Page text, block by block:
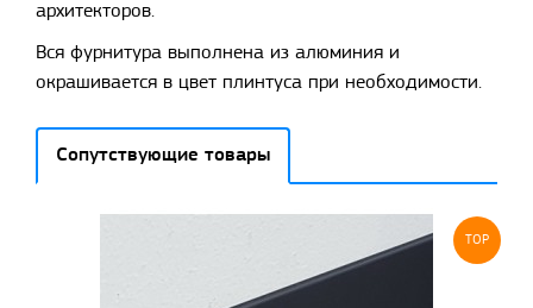
архитекторов.
Вся фурнитура выполнена из алюминия и
окрашивается в цвет плинтуса при необходимости.
Сопутствующие товары
TOP